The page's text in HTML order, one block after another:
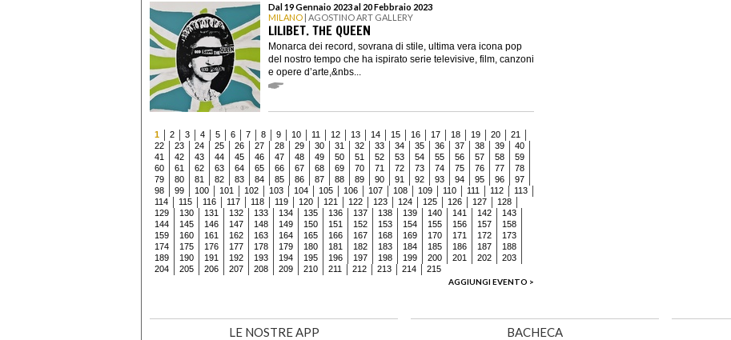
Dal 19 Gennaio 2023 al 20 Febbraio 2023
MILANO | AGOSTINO ART GALLERY
LILIBET. THE QUEEN
Monarca dei record, sovrana di stile, ultima vera icona pop
del nostro tempo che ha ispirato serie televisive, film, canzoni
e opere d’arte,&nbs...
1 2 3 4 5 6 7 8 9 10 11 12 13 14 15 16 17 18 19 20
21
22
23 24 25 26 27 28 29 30 31 32 33 34 35 36 37 38 39
40
41
42 43 44 45 46 47 48 49 50 51 52 53 54 55 56 57 58
59
60
61 62 63 64 65 66 67 68 69 70 71 72 73 74 75 76 77
78
79
80 81 82 83 84 85 86 87 88 89 90 91 92 93 94 95 96
97
98
99 100 101 102 103 104 105 106 107 108 109 110 111 112
113
114
115 116 117 118 119 120 121 122 123 124 125 126 127
128
129
130 131 132 133 134 135 136 137 138 139 140 141 142
143
144
145 146 147 148 149 150 151 152 153 154 155 156 157
158
159
160 161 162 163 164 165 166 167 168 169 170 171 172
173
174
175 176 177 178 179 180 181 182 183 184 185 186 187
188
189
190 191 192 193 194 195 196 197 198 199 200 201 202
203
204
205 206 207 208 209 210 211 212 213 214
215
AGGIUNGI EVENTO >
LE NOSTRE APP BACHECA